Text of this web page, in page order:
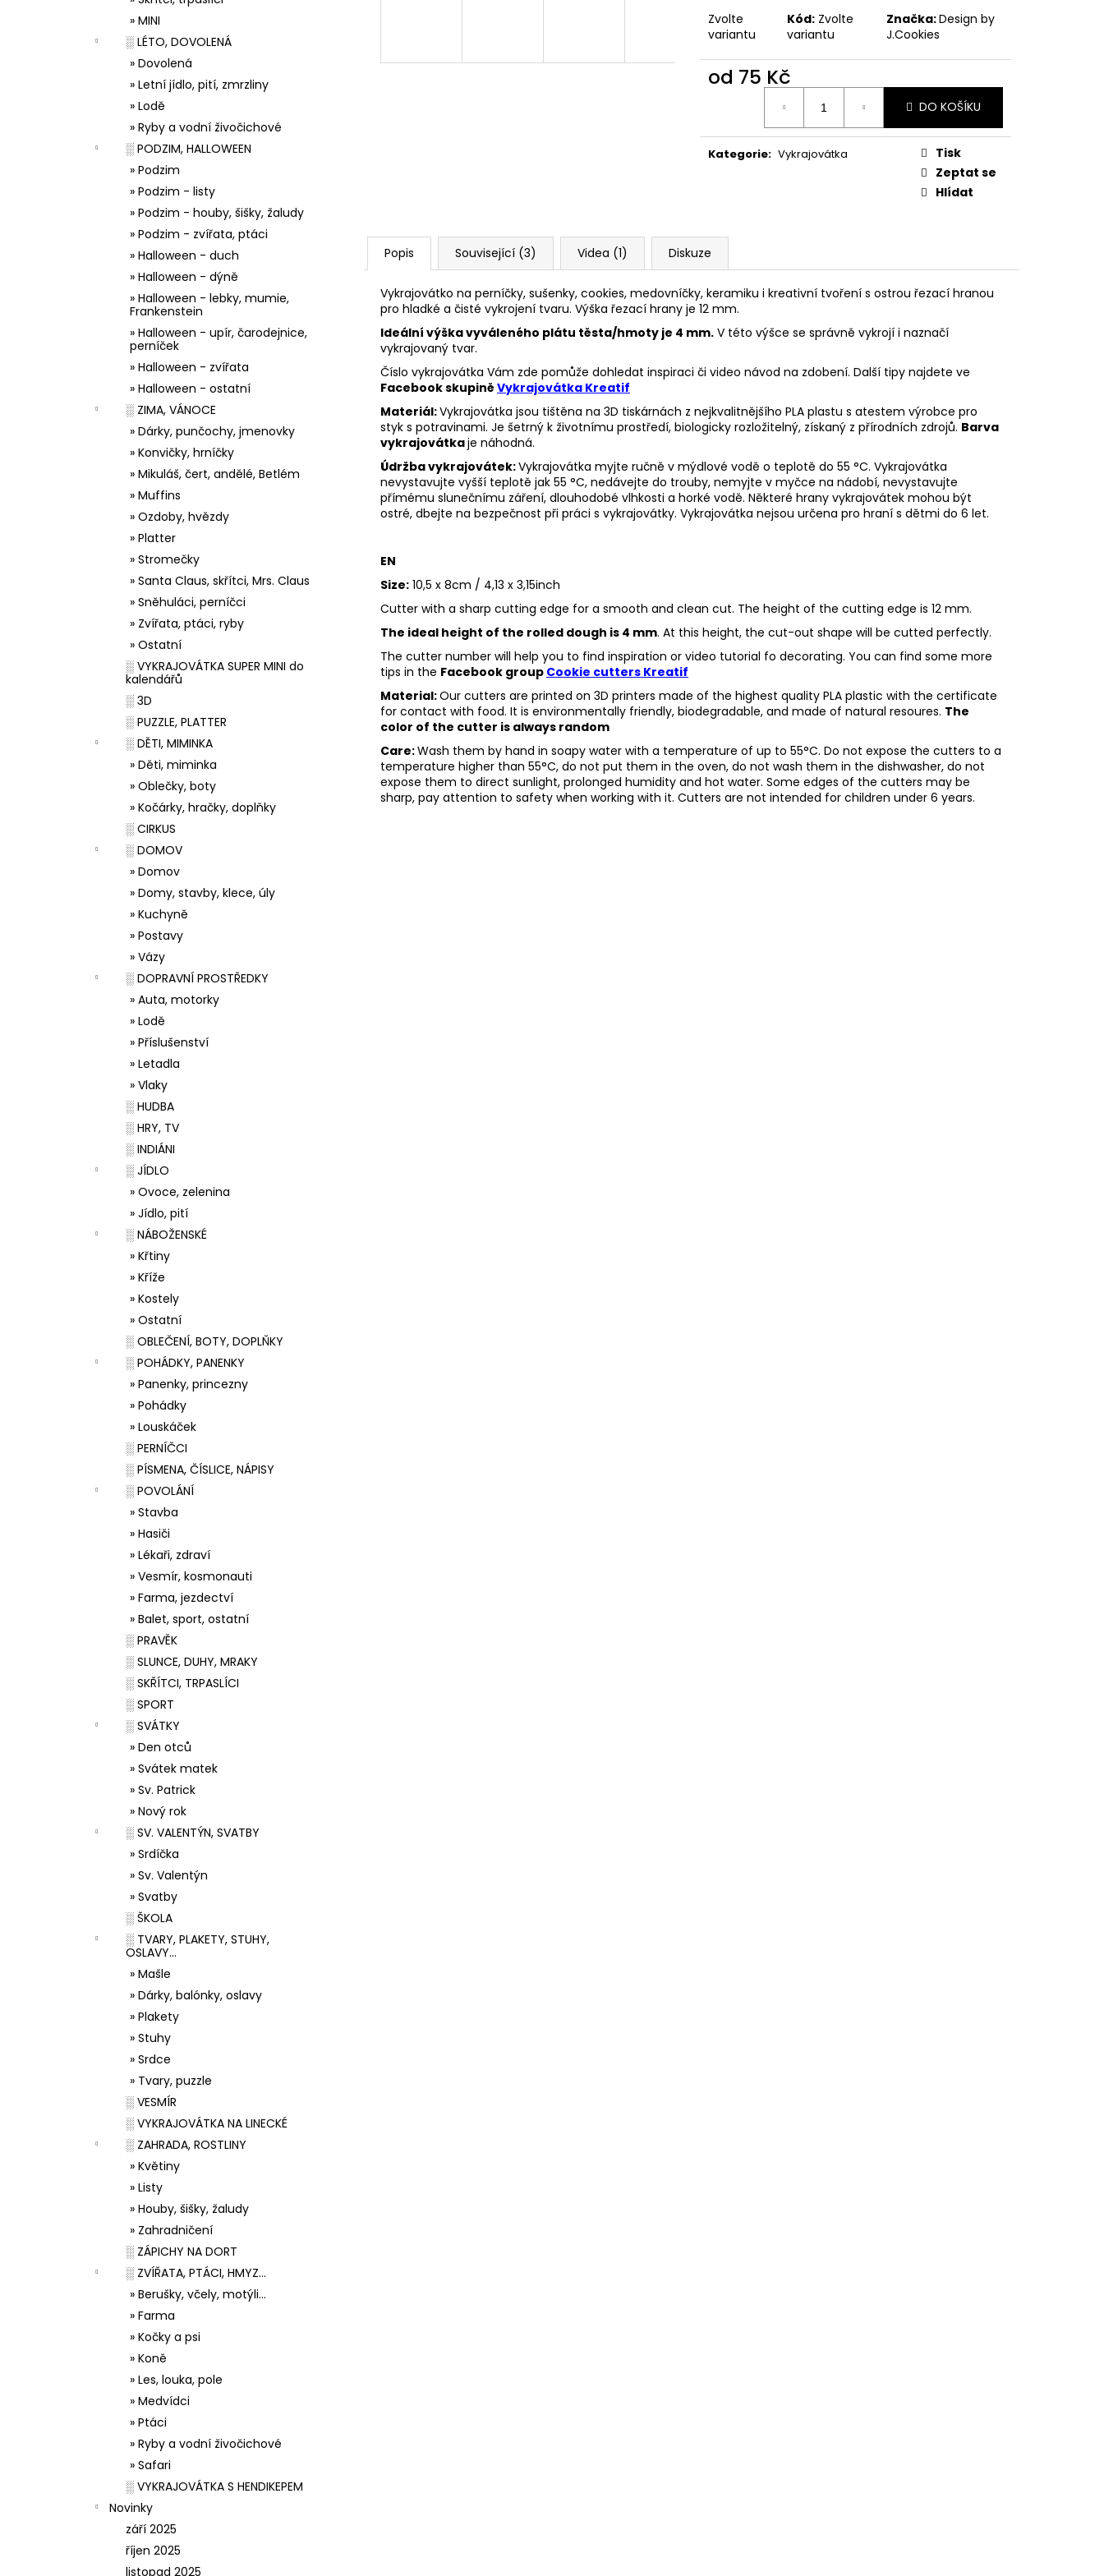
» MINI
░ LÉTO, DOVOLENÁ
» Dovolená
» Letní jídlo, pití, zmrzliny
» Lodě
» Ryby a vodní živočichové
░ PODZIM, HALLOWEEN
» Podzim
» Podzim - listy
» Podzim - houby, šišky, žaludy
» Podzim - zvířata, ptáci
» Halloween - duch
» Halloween - dýně
» Halloween - lebky, mumie,
Frankenstein
» Halloween - upír, čarodejnice,
perníček
» Halloween - zvířata
» Halloween - ostatní
░ ZIMA, VÁNOCE
» Dárky, punčochy, jmenovky
» Konvičky, hrníčky
» Mikuláš, čert, andělé, Betlém
» Muffins
» Ozdoby, hvězdy
» Platter
» Stromečky
» Santa Claus, skřítci, Mrs. Claus
» Sněhuláci, perníčci
» Zvířata, ptáci, ryby
» Ostatní
░ VYKRAJOVÁTKA SUPER MINI do
kalendářů
░ 3D
░ PUZZLE, PLATTER
░ DĚTI, MIMINKA
» Děti, miminka
» Oblečky, boty
» Kočárky, hračky, doplňky
░ CIRKUS
░ DOMOV
» Domov
» Domy, stavby, klece, úly
» Kuchyně
» Postavy
» Vázy
░ DOPRAVNÍ PROSTŘEDKY
» Auta, motorky
» Lodě
» Příslušenství
» Letadla
» Vlaky
░ HUDBA
░ HRY, TV
░ INDIÁNI
░ JÍDLO
» Ovoce, zelenina
» Jídlo, pití
░ NÁBOŽENSKÉ
» Křtiny
» Kříže
» Kostely
» Ostatní
░ OBLEČENÍ, BOTY, DOPLŇKY
░ POHÁDKY, PANENKY
» Panenky, princezny
» Pohádky
» Louskáček
░ PERNÍČCI
░ PÍSMENA, ČÍSLICE, NÁPISY
░ POVOLÁNÍ
» Stavba
» Hasiči
» Lékaři, zdraví
» Vesmír, kosmonauti
» Farma, jezdectví
» Balet, sport, ostatní
░ PRAVĚK
░ SLUNCE, DUHY, MRAKY
░ SKŘÍTCI, TRPASLÍCI
░ SPORT
░ SVÁTKY
» Den otců
» Svátek matek
» Sv. Patrick
» Nový rok
░ SV. VALENTÝN, SVATBY
» Srdíčka
» Sv. Valentýn
» Svatby
░ ŠKOLA
░ TVARY, PLAKETY, STUHY,
OSLAVY...
» Mašle
» Dárky, balónky, oslavy
» Plakety
» Stuhy
» Srdce
» Tvary, puzzle
░ VESMÍR
░ VYKRAJOVÁTKA NA LINECKÉ
░ ZAHRADA, ROSTLINY
» Květiny
» Listy
» Houby, šišky, žaludy
» Zahradničení
░ ZÁPICHY NA DORT
░ ZVÍŘATA, PTÁCI, HMYZ...
» Berušky, včely, motýli...
» Farma
» Kočky a psi
» Koně
» Les, louka, pole
» Medvídci
» Ptáci
» Ryby a vodní živočichové
» Safari
░ VYKRAJOVÁTKA S HENDIKEPEM
Novinky
září 2025
říjen 2025
listopad 2025
Zvolte
variantu
Kód: Zvolte
variantu
Značka:Design by
J.Cookies
od 75 Kč
DO KOŠÍKU
Kategorie: Vykrajovátka
Tisk
Zeptat se
Hlídat
Popis Související (3) Videa (1) Diskuze
Vykrajovátko na perníčky, sušenky, cookies, medovníčky, keramiku i kreativní tvoření s ostrou řezací hranou
pro hladké a čisté vykrojení tvaru. Výška řezací hrany je 12 mm.
Ideální výška vyváleného plátu těsta/hmoty je 4 mm. V této výšce se správně vykrojí i naznačí
vykrajovaný tvar.
Číslo vykrajovátka Vám zde pomůže dohledat inspiraci či video návod na zdobení. Další tipy najdete ve
Facebook skupině Vykrajovátka Kreatif
Materiál:Vykrajovátka jsou tištěna na 3D tiskárnách z nejkvalitnějšího PLA plastu s atestem výrobce pro
styk s potravinami. Je šetrný k životnímu prostředí, biologicky rozložitelný, získaný z přírodních zdrojů. Barva
vykrajovátkaje náhodná.
Údržba vykrajovátek:Vykrajovátka myjte ručně v mýdlové vodě o teplotě do 55 °C. Vykrajovátka
nevystavujte vyšší teplotě jak 55 °C, nedávejte do trouby, nemyjte v myčce na nádobí, nevystavujte
přímému slunečnímu záření, dlouhodobé vlhkosti a horké vodě. Některé hrany vykrajovátek mohou být
ostré, dbejte na bezpečnost při práci s vykrajovátky. Vykrajovátka nejsou určena pro hraní s dětmi do 6 let.
EN
Size: 10,5 x 8cm / 4,13 x 3,15inch
Cutter with a sharp cutting edge for a smooth and clean cut. The height of the cutting edge is 12 mm.
The ideal height of the rolled dough is 4 mm. At this height, the cut-out shape will be cutted perfectly.
The cutter number will help you to find inspiration or video tutorial fo decorating. You can find some more
tips in the Facebook group Cookie cutters Kreatif
Material:Our cutters are printed on 3D printers made of the highest quality PLA plastic with the certificate
for contact with food. It is environmentally friendly, biodegradable, and made of natural resoures. The
color of the cutter is always random
Care:Wash them by hand in soapy water with a temperature of up to 55°C. Do not expose the cutters to a
temperature higher than 55°C, do not put them in the oven, do not wash them in the dishwasher, do not
expose them to direct sunlight, prolonged humidity and hot water. Some edges of the cutters may be
sharp, pay attention to safety when working with it. Cutters are not intended for children under 6 years.
33001 ZDOBÍCÍ SÁČEK